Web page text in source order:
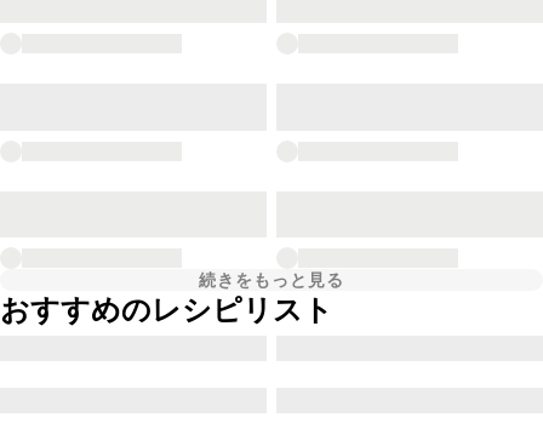
続きをもっと見る
おすすめのレシピリスト